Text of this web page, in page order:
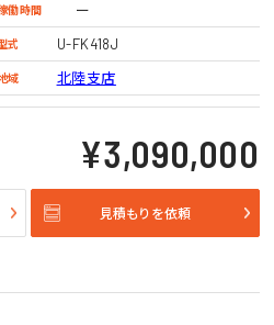
働時間 ー
式 U-FK418J
域 北陸支店
¥3,090,000
見積もりを依頼